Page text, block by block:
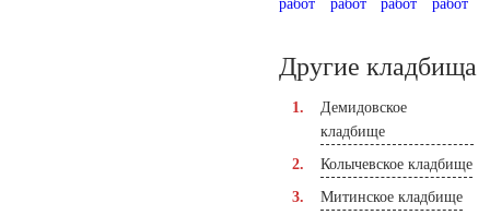
Другие кладбища
Демидовское
кладбище
Колычевское кладбище
Митинское кладбище